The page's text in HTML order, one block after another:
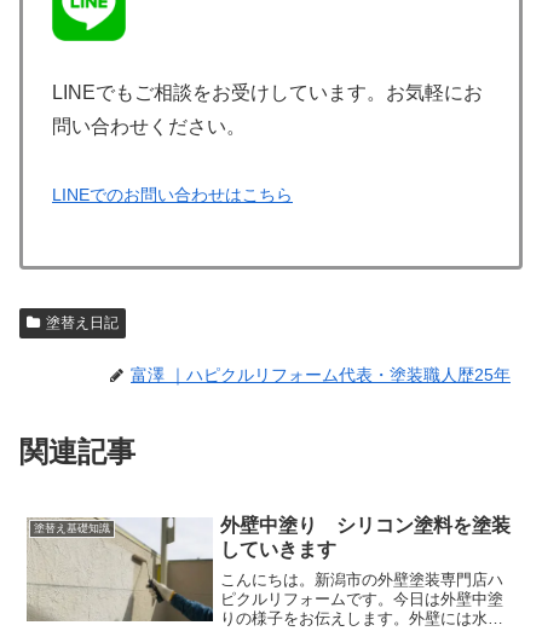
LINEでもご相談をお受けしています。お気軽にお
問い合わせください。
LINEでのお問い合わせはこちら
塗替え日記
富澤 ｜ハピクルリフォーム代表・塗装職人歴25年
関連記事
塗替え基礎知識
外壁中塗り シリコン塗料を塗装
していきます
こんにちは。新潟市の外壁塗装専門店ハ
ピクルリフォームです。今日は外壁中塗
りの様子をお伝えします。外壁には水性